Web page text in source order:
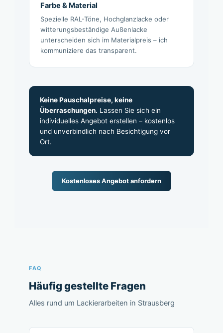
Farbe & Material
Spezielle RAL-Töne, Hochglanzlacke oder
witterungsbeständige Außenlacke
unterscheiden sich im Materialpreis – ich
kommuniziere das transparent.
Keine Pauschalpreise, keine
Überraschungen. Lassen Sie sich ein
individuelles Angebot erstellen – kostenlos
und unverbindlich nach Besichtigung vor
Ort.
Kostenloses Angebot anfordern
FAQ
Häufig gestellte Fragen
Alles rund um Lackierarbeiten in Strausberg